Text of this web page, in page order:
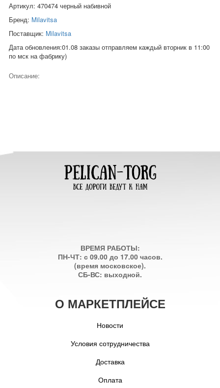
Артикул: 470474 черный набивной
Бренд: Milavitsa
Поставщик: Milavitsa
Дата обновления:01.08 заказы отправляем каждый вторник в 11:00
по мск на фабрику)
Описание:
ВРЕМЯ РАБОТЫ:
ПН-ЧТ: с 09.00 до 17.00 часов.
(время московское).
СБ-ВС: выходной.
О МАРКЕТПЛЕЙСЕ
Новости
Условия сотрудничества
Доставка
Оплата